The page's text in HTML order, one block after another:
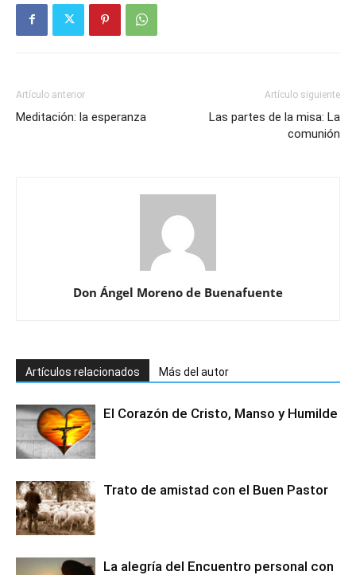
Artículo anterior
Meditación: la esperanza
Artículo siguiente
Las partes de la misa: La
comunión
Don Ángel Moreno de Buenafuente
Artículos relacionados Más del autor
El Corazón de Cristo, Manso y Humilde
Trato de amistad con el Buen Pastor
La alegría del Encuentro personal con